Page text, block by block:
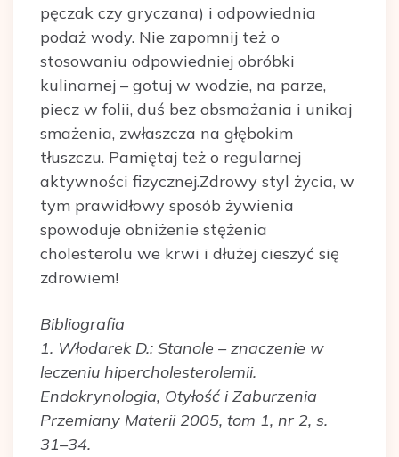
pęczak czy gryczana) i odpowiednia
podaż wody. Nie zapomnij też o
stosowaniu odpowiedniej obróbki
kulinarnej – gotuj w wodzie, na parze,
piecz w folii, duś bez obsmażania i unikaj
smażenia, zwłaszcza na głębokim
tłuszczu. Pamiętaj też o regularnej
aktywności fizycznej.Zdrowy styl życia, w
tym prawidłowy sposób żywienia
spowoduje obniżenie stężenia
cholesterolu we krwi i dłużej cieszyć się
zdrowiem!
Bibliografia
1. Włodarek D.: Stanole – znaczenie w
leczeniu hipercholesterolemii.
Endokrynologia, Otyłość i Zaburzenia
Przemiany Materii 2005, tom 1, nr 2, s.
31–34.